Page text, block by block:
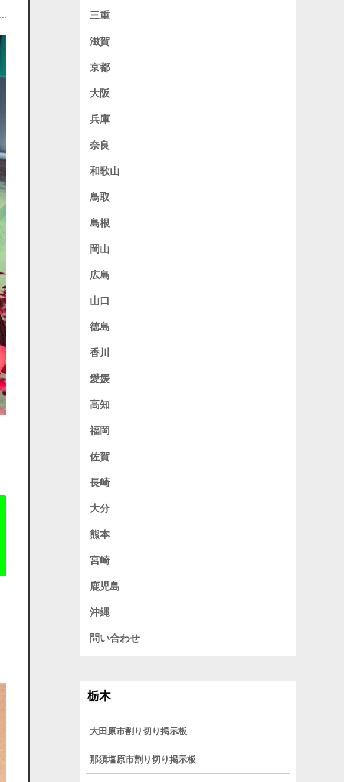
三重
滋賀
京都
大阪
兵庫
奈良
和歌山
鳥取
島根
岡山
広島
山口
徳島
香川
愛媛
高知
福岡
佐賀
長崎
大分
熊本
宮崎
鹿児島
沖縄
問い合わせ
栃木
大田原市割り切り掲示板
那須塩原市割り切り掲示板